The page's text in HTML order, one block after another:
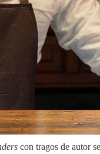
con tragos de autor